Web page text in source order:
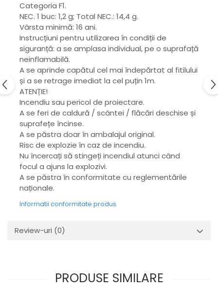
Categoria F1.
NEC. 1 buc: 1,2 g; Total NEC.: 14,4 g.
Vârsta minimă: 16 ani.
Instrucțiuni pentru utilizarea în condiții de
siguranță: a se amplasa individual, pe o suprafață
neinflamabilă.
A se aprinde capătul cel mai îndepărtat al fitilului
și a se retrage imediat la cel puțin 1m.
ATENȚIE!
Incendiu sau pericol de proiectare.
A se feri de caldură / scântei / flăcări deschise și
suprafețe încinse.
A se păstra doar în ambalajul original.
Risc de explozie în caz de incendiu.
Nu încercați să stingeți incendiul atunci când
focul a ajuns la explozivi.
A se păstra în conformitate cu reglementările
naționale.
Informatii conformitate produs
Review-uri (0)
PRODUSE SIMILARE